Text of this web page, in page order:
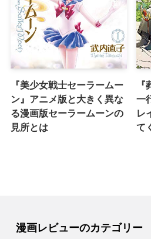
『美少女戦士セーラームー
ン』アニメ版と大きく異な
る漫画版セーラームーンの
見所とは
一
レ
て
漫画レビューのカテゴリー